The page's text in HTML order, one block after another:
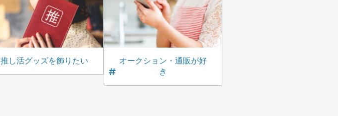
推し活グッズを飾りたい
オークション・通販が好
き